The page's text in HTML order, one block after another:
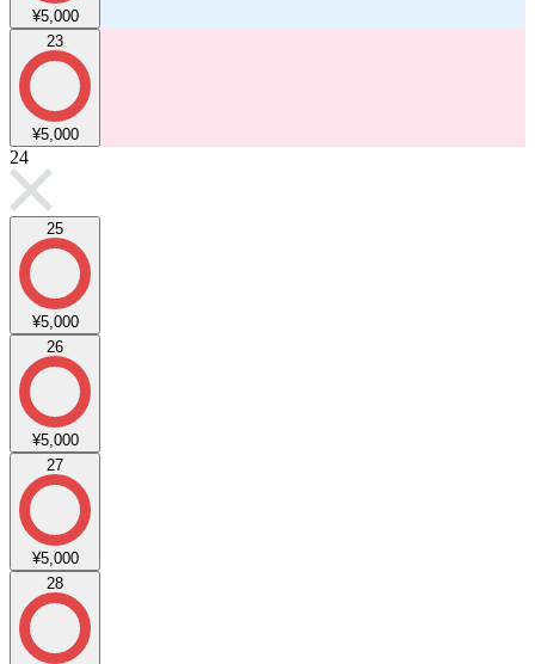
¥5,000
23
¥5,000
24
25
¥5,000
26
¥5,000
27
¥5,000
28